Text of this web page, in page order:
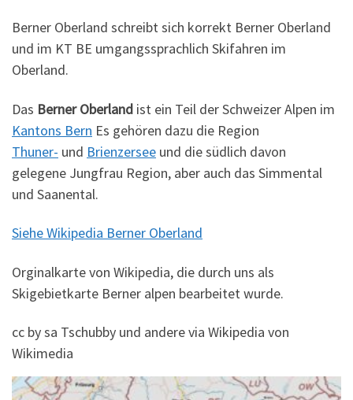
Berner Oberland schreibt sich korrekt Berner Oberland
und im KT BE umgangssprachlich Skifahren im
Oberland.
Das Berner Oberland ist ein Teil der Schweizer Alpen im
Kantons Bern Es gehören dazu die Region
Thuner- und Brienzersee und die südlich davon
gelegene Jungfrau Region, aber auch das Simmental
und Saanental.
Siehe Wikipedia Berner Oberland
Orginalkarte von Wikipedia, die durch uns als
Skigebietkarte Berner alpen bearbeitet wurde.
cc by sa Tschubby und andere via Wikipedia von
Wikimedia